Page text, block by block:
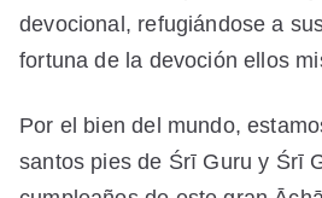
devocional, refugiándose a
fortuna de la devoción ellos
Por el bien del mundo,
santos pies de Śrī Guru y Śrī